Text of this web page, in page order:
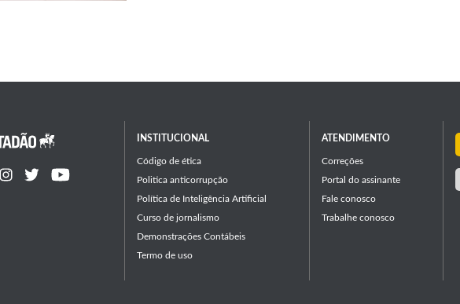
INSTITUCIONAL
Código de ética
Politica anticorrupção
Política de Inteligência Artificial
Curso de jornalismo
Demonstrações Contábeis
Termo de uso
ATENDIMENTO
Correções
Portal do assinante
Fale conosco
Trabalhe conosco